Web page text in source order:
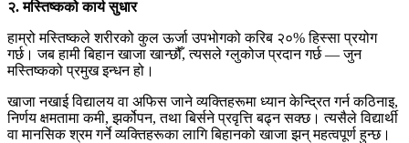
२. मस्तिष्कको कार्य सुधार
हाम्रो मस्तिष्कले शरीरको कुल ऊर्जा उपभोगको करिब २०% हिस्सा प्रयोग
गर्छ। जब हामी बिहान खाजा खान्छौँ, त्यसले ग्लुकोज प्रदान गर्छ — जुन
मस्तिष्कको प्रमुख इन्धन हो।
खाजा नखाई विद्यालय वा अफिस जाने व्यक्तिहरूमा ध्यान केन्द्रित गर्न कठिनाइ,
निर्णय क्षमतामा कमी, झर्कोपन, तथा बिर्सने प्रवृत्ति बढ्न सक्छ। त्यसैले विद्यार्थी
वा मानसिक श्रम गर्ने व्यक्तिहरूका लागि बिहानको खाजा झन् महत्वपूर्ण हुन्छ।